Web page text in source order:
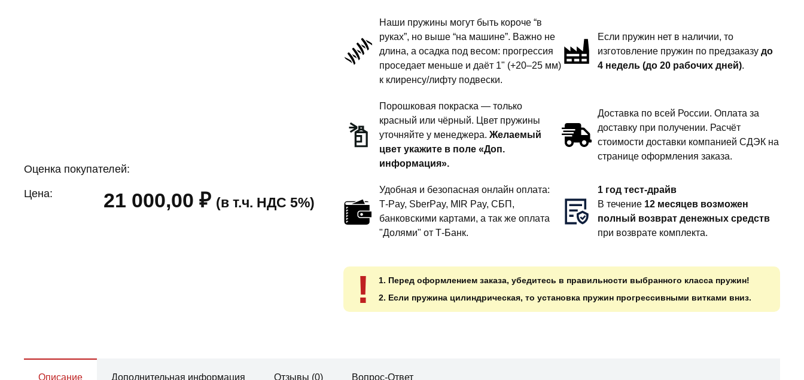
Оценка покупателей:
Цена: 21 000,00₽ (в т.ч. НДС 5%)
пружины
подвески
дюйм
комфорт
Наши пружины могут быть короче “в
руках”, но выше “на машине”. Важно не
длина, а осадка под весом: прогрессия
проседает меньше и даёт 1" (+20–25 мм)
к клиренсу/лифту подвески.
Если пружин нет в наличии, то
изготовление пружин по предзаказудо
4 недель (до 20 рабочих дней).
Порошковая покраска — только
красный или чёрный. Цвет пружины
уточняйте у менеджера.Желаемый
цвет укажите в поле «Доп.
информация».
Доставка по всей России. Оплата за
доставку при получении. Расчёт
стоимости доставки компанией СДЭК на
странице оформления заказа.
Удобная и безопасная онлайн оплата:
T‑Pay, SberPay, MIR Pay, СБП,
банковскими картами, а так же оплата
"Долями" от Т-Банк.
1 год тест-драйв
В течение 12 месяцев возможен
полный возврат денежных средств
при возврате комплекта.
!
1. Перед оформлением заказа, убедитесь в правильности выбранного класса пружин!
2. Если пружина цилиндрическая, то установка пружин прогрессивными витками вниз.
Описание Дополнительная информация Отзывы (0) Вопрос-Ответ